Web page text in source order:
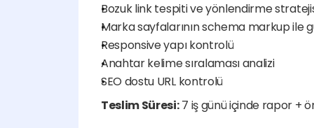
Bozuk link tespiti ve yönlendirme
Marka sayfalarının schema markup ile
Responsive yapı kontrolü
Anahtar kelime sıralaması analizi
SEO dostu URL kontrolü
Teslim Süresi: 7 iş günü içinde rapor +